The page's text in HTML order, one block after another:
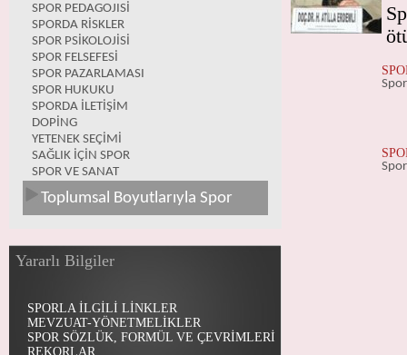
SPOR PEDAGOJISİ
SPORDA RİSKLER
SPOR PSİKOLOJİSİ
SPOR FELSEFESİ
SPOR PAZARLAMASI
SPOR HUKUKU
SPORDA İLETİŞİM
DOPİNG
YETENEK SEÇİMİ
SAĞLIK İÇİN SPOR
SPOR VE SANAT
Toplumsal Boyutlarıyla Spor
Yararlı Bilgiler
SPORLA İLGİLİ LİNKLER
MEVZUAT-YÖNETMELİKLER
SPOR SÖZLÜK, FORMÜL VE ÇEVRİMLERİ
REKORLAR